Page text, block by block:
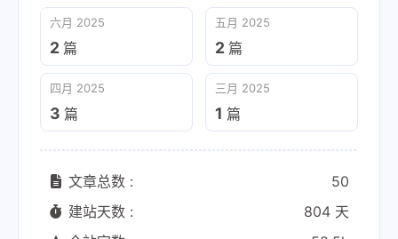
六月 2025
2 篇
五月 2025
2 篇
四月 2025
3 篇
三月 2025
1 篇
文章总数 :
50
建站天数 :
804 天